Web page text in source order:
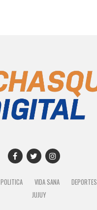
POLITICA VIDA SANA DEPORTES
JUJUY